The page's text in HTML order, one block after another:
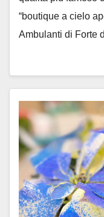
“boutique a cielo
Ambulanti di Forte